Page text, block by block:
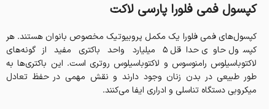
کپسول فمی فلورا پارسی لاکت
کپسول‌های فمی فلورا یک مکمل پروبیوتیک مخصوص بانوان هستند. هر
کپسول حاوی حداقل ۵ میلیارد واحد باکتری مفید از گونه‌های
لاکتوباسیلوس رامنوسوس و لاکتوباسیلوس روتری است. این باکتری‌ها به
طور طبیعی در بدن زنان وجود دارند و نقش مهمی در حفظ تعادل
میکروبی دستگاه تناسلی و ادراری ایفا می‌کنند.